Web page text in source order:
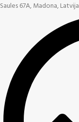
Saules 67A, Madona, Latvija